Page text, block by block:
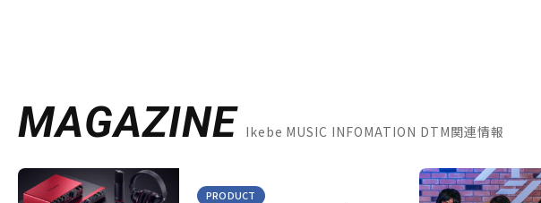
MAGAZINE Ikebe MUSIC INFOMATION DTM関連情報
PRODUCT